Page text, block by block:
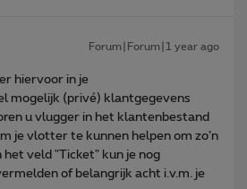
Forum|Forum|1 year ago
hiervoor in je
mogelijk (privé) klantgegevens
u vlugger in het klantenbestand
je vlotter te kunnen helpen om zo’n
het veld "Ticket" kun je nog
of belangrijk acht i.v.m. je